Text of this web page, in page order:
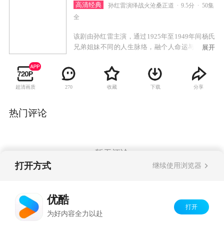
高清经典 孙红雷演绎战火沧桑正道 9.5分
50集
全
该剧由孙红雷主演，通过1925年至1949年间杨氏
兄弟姐妹不同的人生脉络，融个人命运与国家、
丰富的故事巧妙相融，集中展现了从黄埔时期的
国共合作到共产党战胜国民党、国民党退逃台湾
这一历史时期波澜壮阔的政治历史画卷。生动再
展开
超清画质 270 收藏 下载 分享
热门评论
暂无评论
打开方式 继续使用浏览器
优酷
为好内容全力以赴
打开